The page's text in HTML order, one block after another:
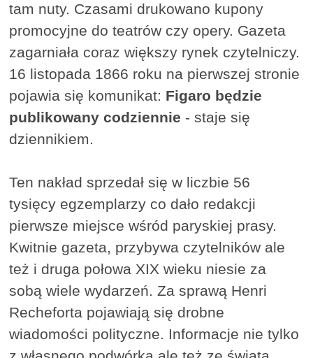
tam nuty. Czasami drukowano kupony
promocyjne do teatrów czy opery. Gazeta
zagarniała coraz większy rynek czytelniczy.
16 listopada 1866 roku na pierwszej stronie
pojawia się komunikat: Figaro będzie
publikowany codziennie - staje się
dziennikiem.
Ten nakład sprzedał się w liczbie 56
tysięcy egzemplarzy co dało redakcji
pierwsze miejsce wśród paryskiej prasy.
Kwitnie gazeta, przybywa czytelników ale
też i druga połowa XIX wieku niesie za
sobą wiele wydarzeń. Za sprawą Henri
Recheforta pojawiają się drobne
wiadomości polityczne. Informacje nie tylko